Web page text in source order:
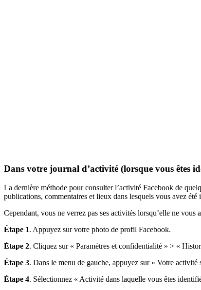
Dans votre journal d’activité (lorsque vous êtes
La dernière méthode pour consulter l’activité Facebook de
publications, commentaires et lieux dans lesquels vous avez été
Cependant, vous ne verrez pas ses activités lorsqu’elle ne vous
Étape 1. Appuyez sur votre photo de profil Facebook.
Étape 2. Cliquez sur « Paramètres et confidentialité » > «
Étape 3. Dans le menu de gauche, appuyez sur « Votre activité
Étape 4. Sélectionnez « Activité dans laquelle vous êtes